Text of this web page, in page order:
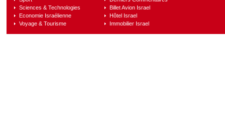
Sciences & Technologies
Economie Israélienne
Voyage & Tourisme
Billet Avion Israel
Hôtel Israel
Immobilier Israel